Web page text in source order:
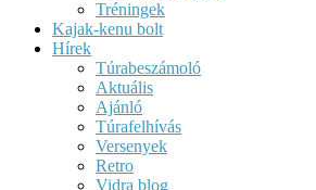
Tréningek
Kajak-kenu bolt
Hírek
Túrabeszámoló
Aktuális
Ajánló
Túrafelhívás
Versenyek
Retro
Vidra blog